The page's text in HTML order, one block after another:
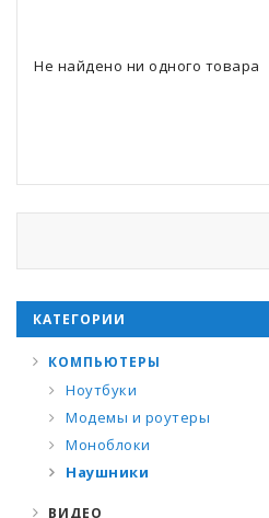
Не найдено ни одного товара
КАТЕГОРИИ
КОМПЬЮТЕРЫ
Ноутбуки
Модемы и роутеры
Моноблоки
Наушники
ВИДЕО